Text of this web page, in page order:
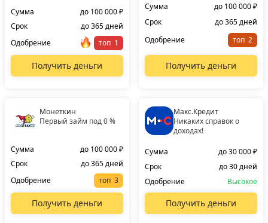
Сумма
до 100 000 ₽
Срок
до 365 дней
Одобрение
топ
Получить деньги
Сумма
до 100 000 ₽
Срок
до 365 дней
Одобрение
топ
Получить деньги
Монеткин
Первый займ под 0 %
Сумма
до 100 000 ₽
Срок
до 365 дней
Одобрение
топ
Получить деньги
Макс.Кредит
Никаких справок о
доходах!
Сумма
до 30 000 ₽
Срок
до 30 дней
Одобрение
Высокое
Получить деньги